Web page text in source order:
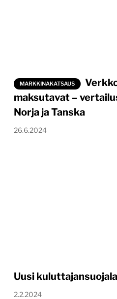
MARKKINAKATSAUS
maksutavat –
Norja ja Tanska
26.6.2024
Uusi
2.2.2024